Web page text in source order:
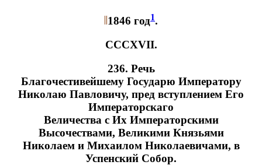
1846 год1.
CCСXVII.
236. Речь
Благочестивейшему Государю Императору
Николаю Павловичу, пред вступлением Его
Императорскаго
Величества с Их Императорскими
Высочествами, Великими Князьями
Николаем и Михаилом Николаевичами, в
Успенский Собор.